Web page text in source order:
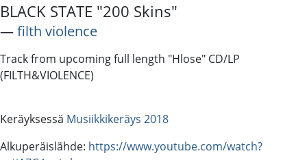
BLACK STATE "200 Skins"
―filth violence
Track from upcoming full length "Hlose" CD/LP
(FILTH&VIOLENCE)
Keräyksessä Musiikkikeräys 2018
Alkuperäislähde: https://www.youtube.com/watch?